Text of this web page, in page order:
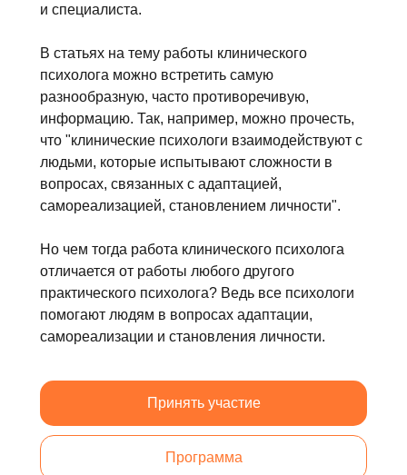
Принять участие
Программа
и специалиста.
В статьях на тему работы клинического
психолога можно встретить самую
разнообразную, часто противоречивую,
информацию. Так, например, можно прочесть,
что "клинические психологи взаимодействуют с
людьми, которые испытывают сложности в
вопросах, связанных с адаптацией,
самореализацией, становлением личности".
Но чем тогда работа клинического психолога
отличается от работы любого другого
практического психолога? Ведь все психологи
помогают людям в вопросах адаптации,
самореализации и становления личности.